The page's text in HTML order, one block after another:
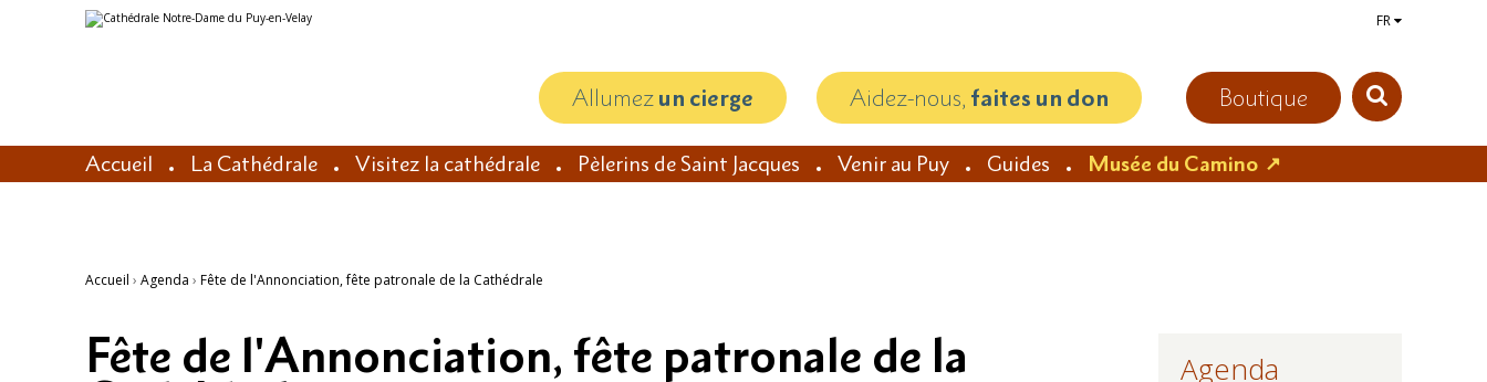
Aller
au
Outils
personnels
FR
Boutique
Allumezun cierge Aidez-nous, faites un don
Accueil La Cathédrale Visitez la cathédrale Pèlerins de Saint Jacques Venir au Puy Guides Musée du Camino
Accueil › Agenda › Fête de l'Annonciation, fête patronale de la Cathédrale
NAVIGATION
Agenda
Fête de l'Annonciation, fête patronale de la